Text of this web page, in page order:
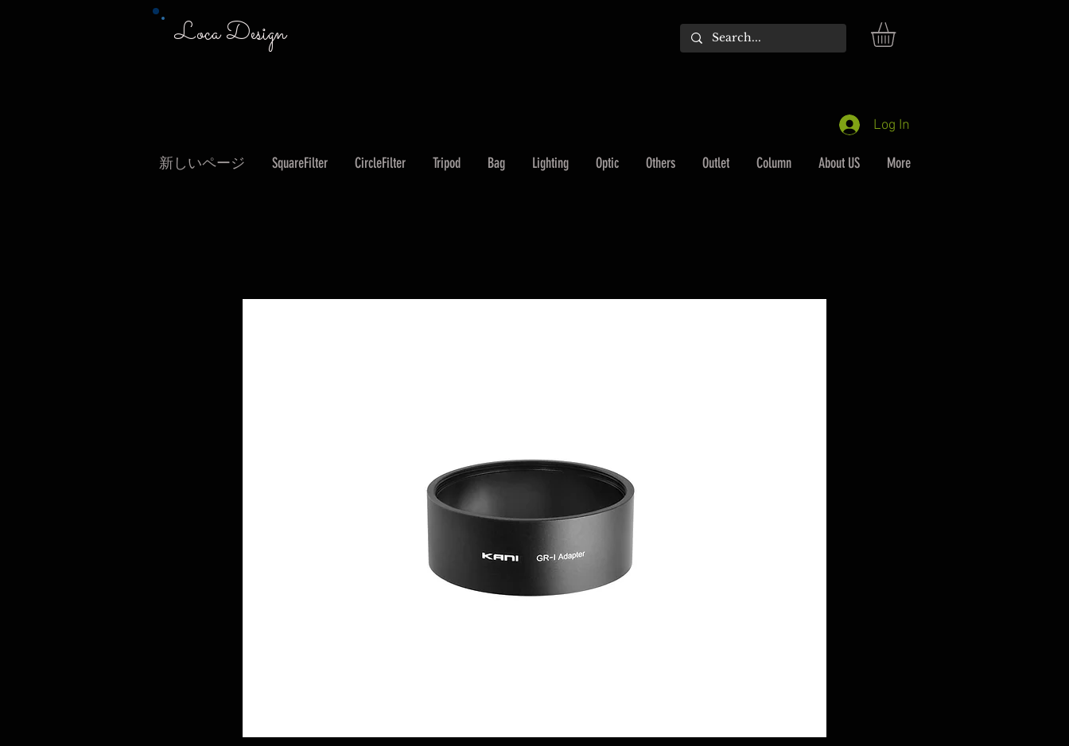
Loca Design
Log In
新しいページ SquareFilter CircleFilter Tripod Bag Lighting Optic Others Outlet Column About US More